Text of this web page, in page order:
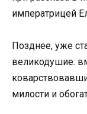
императрицей
Позднее, уже
великодушие:
милости и